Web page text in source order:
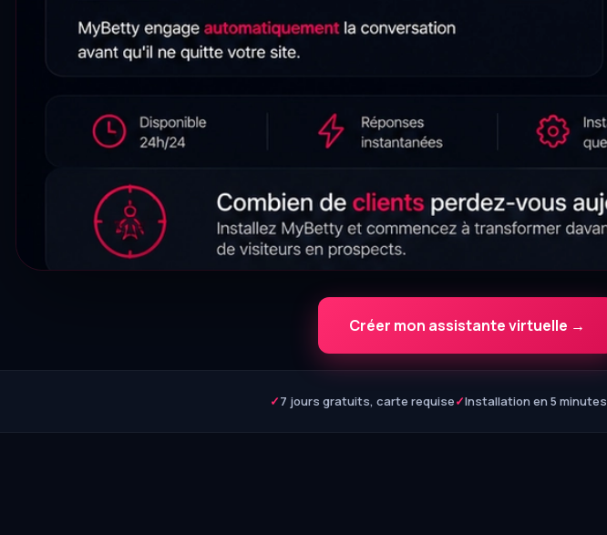
Créer mon assistante virtuelle →
✓7 jours gratuits, carte requise✓Installation en 5 minutes